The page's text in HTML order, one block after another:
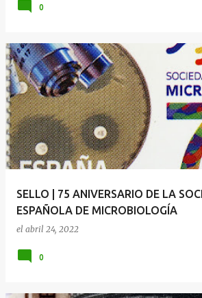
0
SELLO | 75 ANIVERSARIO DE LA
ESPAÑOLA DE MICROBIOLOGÍA
el abril 24, 2022
0